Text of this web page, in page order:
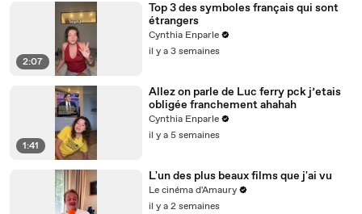
2:07
Top 3 des symboles français qui sont
étrangers
Cynthia Enparle
il y a 3 semaines
1:41
Allez on parle de Luc ferry pck j’etais
obligée franchement ahahah
Cynthia Enparle
il y a 5 semaines
L'un des plus beaux films que j'ai vu
Le cinéma d'Amaury
il y a 2 semaines